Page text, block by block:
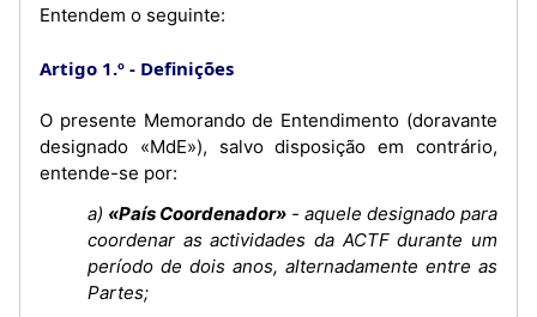
Entendem o seguinte:
Artigo 1.º Definições
O presente Memorando de Entendimento (doravante
designado «MdE»), salvo disposição em contrário,
entende-se por:
a) «País Coordenador» - aquele designado para
coordenar as actividades da ACTF durante um
período de dois anos, alternadamente entre as
Partes;